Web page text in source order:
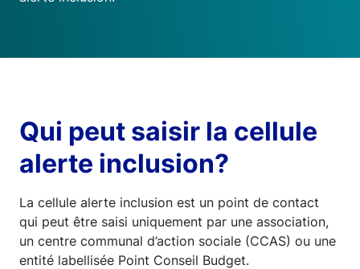
Qui peut saisir la cellule
alerte inclusion?
La cellule alerte inclusion est un point de contact
qui peut être saisi uniquement par une association,
un centre communal d’action sociale (CCAS) ou une
entité labellisée Point Conseil Budget.